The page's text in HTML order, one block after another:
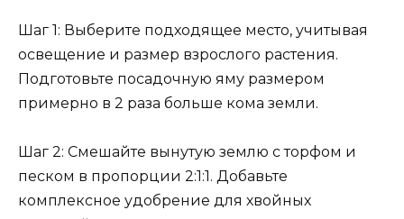
Шаг 1: Выберите подходящее место, учитывая
освещение и размер взрослого растения.
Подготовьте посадочную яму размером
примерно в 2 раза больше кома земли.
Шаг 2: Смешайте вынутую землю с торфом и
песком в пропорции 2:1:1. Добавьте
комплексное удобрение для хвойных